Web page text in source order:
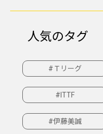
人気のタグ
#Ｔリーグ
#ITTF
#伊藤美誠